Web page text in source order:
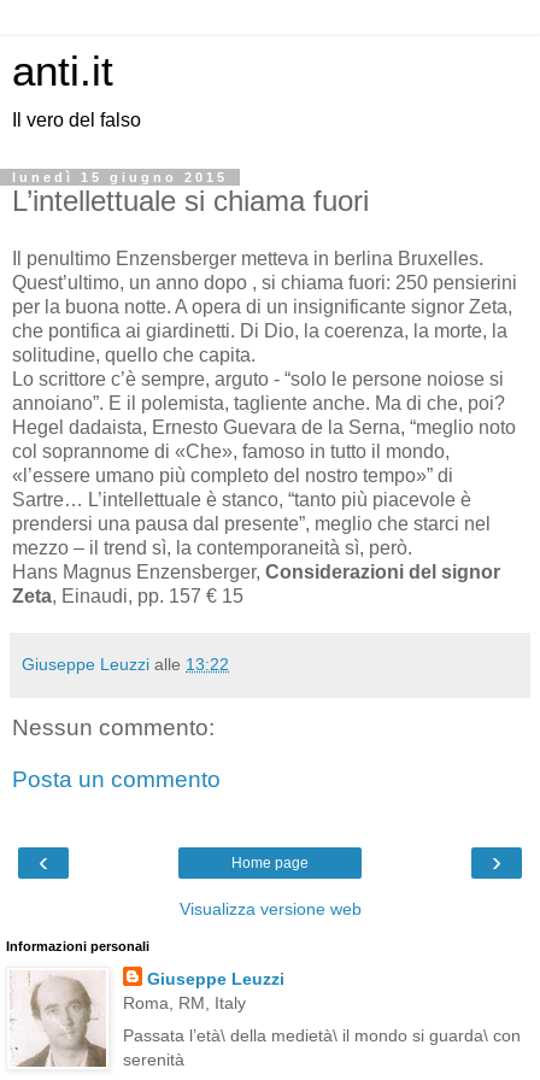
anti.it
Il vero del falso
lunedì 15 giugno 2015
L’intellettuale si chiama fuori
Il penultimo Enzensberger metteva in berlina Bruxelles.
Quest’ultimo, un anno dopo , si chiama fuori: 250 pensierini
per la buona notte. A opera di un insignificante signor Zeta,
che pontifica ai giardinetti. Di Dio, la coerenza, la morte, la
solitudine, quello che capita.
Lo scrittore c’è sempre, arguto - “solo le persone noiose si
annoiano”. E il polemista, tagliente anche. Ma di che, poi?
Hegel dadaista, Ernesto Guevara de la Serna, “meglio noto
col soprannome di «Che», famoso in tutto il mondo,
«l’essere umano più completo del nostro tempo»” di
Sartre… L’intellettuale è stanco, “tanto più piacevole è
prendersi una pausa dal presente”, meglio che starci nel
mezzo – il trend sì, la contemporaneità sì, però.
Hans Magnus Enzensberger, Considerazioni del signor
Zeta, Einaudi, pp. 157 € 15
Giuseppe Leuzzi alle 13:22
Nessun commento:
Posta un commento
‹ ›
Home page
Visualizza versione web
Informazioni personali
Giuseppe Leuzzi
Roma, RM, Italy
Passata l’età\ della medietà\ il mondo si guarda\ con
serenità